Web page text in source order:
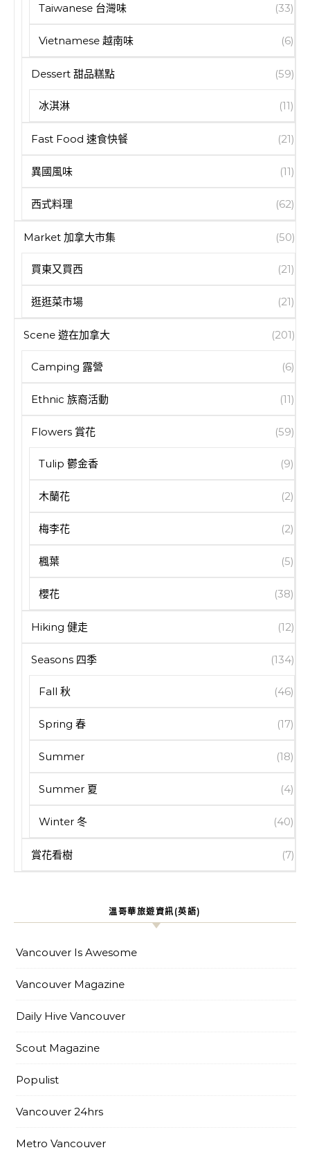
Taiwanese 台灣味 (33)
Vietnamese 越南味 (6)
Dessert 甜品糕點 (59)
冰淇淋 (11)
Fast Food 速食快餐 (21)
異國風味 (11)
西式料理 (62)
Market 加拿大市集 (50)
買東又買西 (21)
逛逛菜市場 (21)
Scene 遊在加拿大 (201)
Camping 露營 (6)
Ethnic 族裔活動 (11)
Flowers 賞花 (59)
Tulip 鬱金香 (9)
木蘭花 (2)
梅李花 (2)
楓葉 (5)
櫻花 (38)
Hiking 健走 (12)
Seasons 四季 (134)
Fall 秋 (46)
Spring 春 (17)
Summer (18)
Summer 夏 (4)
Winter 冬 (40)
賞花看樹 (7)
溫哥華旅遊資訊(英語)
Vancouver Is Awesome
Vancouver Magazine
Daily Hive Vancouver
Scout Magazine
Populist
Vancouver 24hrs
Metro Vancouver